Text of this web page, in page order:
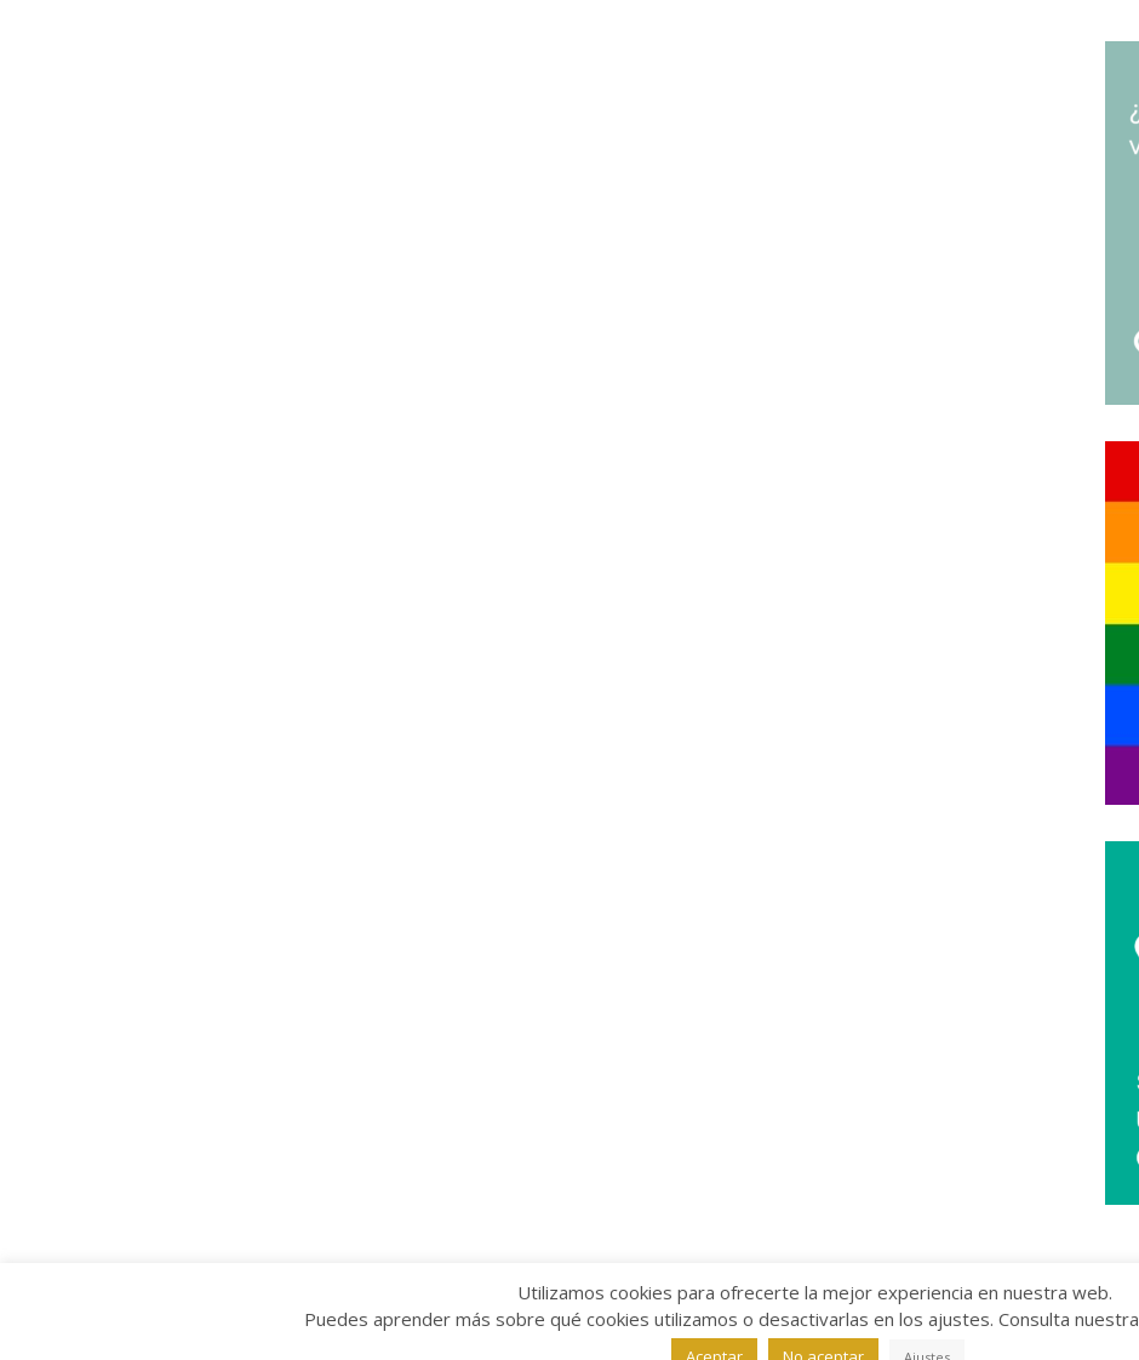
Aviso legal/Política de Privacidad /
Utilizamos cookies para ofrecerte la mejor experiencia en nuestra web.
Puedes aprender más sobre qué cookies utilizamos o desactivarlas en los ajustes. Consulta nuestra